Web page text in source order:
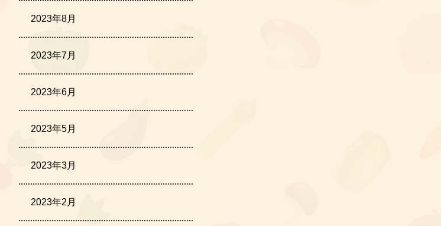
2023年8月
2023年7月
2023年6月
2023年5月
2023年3月
2023年2月